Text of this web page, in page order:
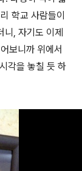
학교 사람들이
니, 자기도 이제
보니까 위에서
각을 놓칠 듯 하